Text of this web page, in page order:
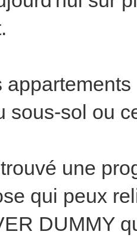
sous-sol ou
une
qui peux
DUMMY